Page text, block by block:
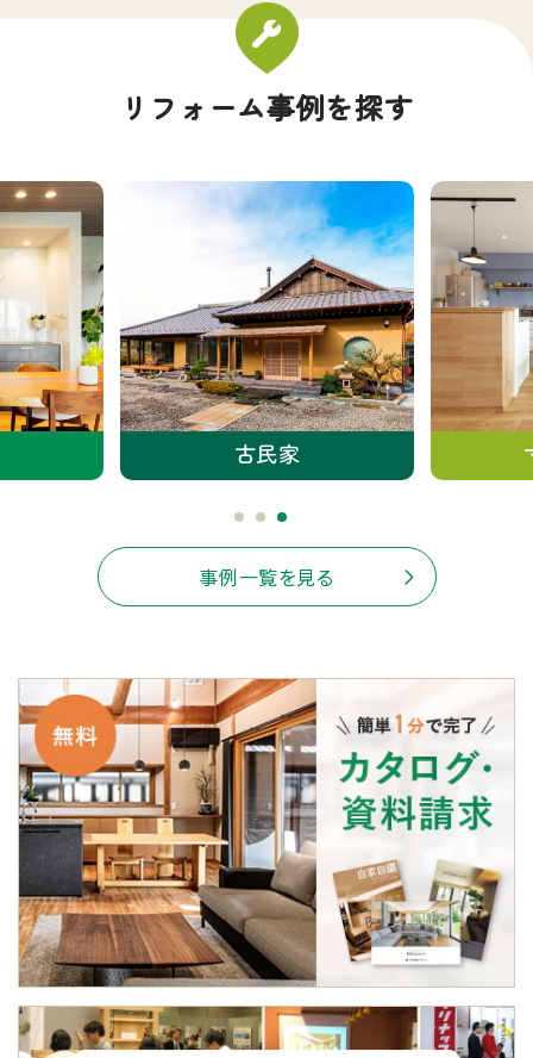
リフォーム事例を探す
古民家
事例一覧を見る